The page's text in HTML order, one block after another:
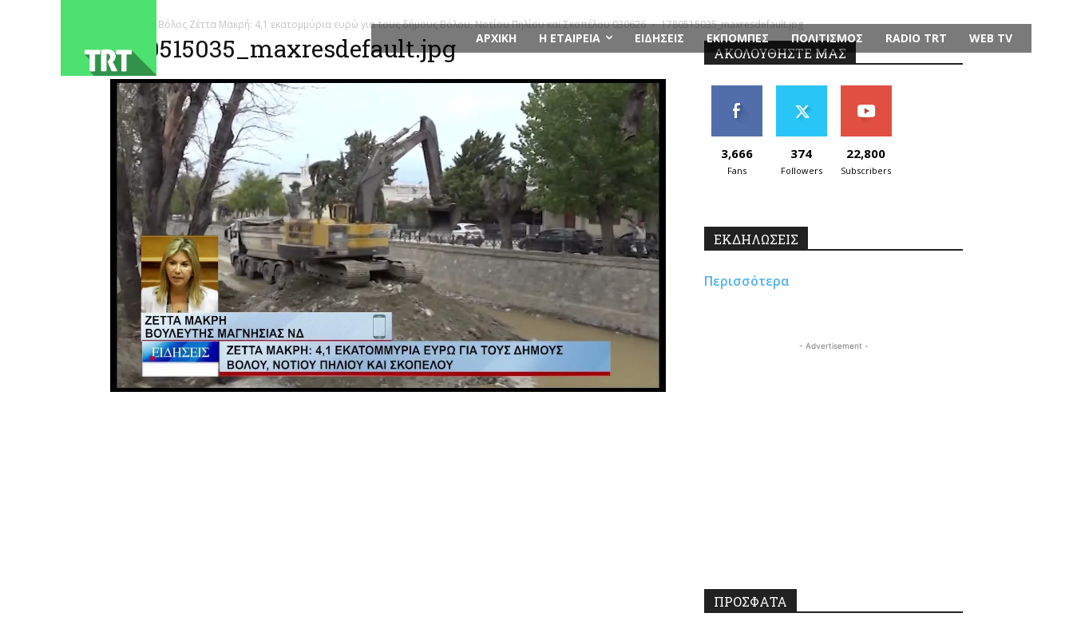
ΑΡΧΙΚΗ Η ΕΤΑΙΡΕΙΑ ΕΙΔΗΣΕΙΣ ΕΚΠΟΜΠΕΣ ΠΟΛΙΤΙΣΜΟΣ RADIO TRT WEB TV
Βόλος Ζέττα Μακρή: 4,1 εκατομμύρια ευρώ για τους δήμους Βόλου, Νοτίου Πηλίου και Σκοπέλου 030626 1780515035_maxresdefault.jpg
1780515035_maxresdefault.jpg ΑΚΟΛΟΥΘΗΣΤΕ ΜΑΣ
3,666
Fans
374
Followers
22,800
Subscribers
ΕΚΔΗΛΩΣΕΙΣ
Περισσότερα
- Advertisement -
ΠΡΟΣΦΑΤΑ